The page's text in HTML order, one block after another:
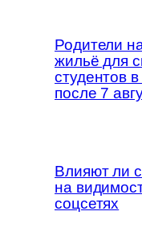
Родители
жильё для
студентов
после 7
Влияют ли
на
соцсетях